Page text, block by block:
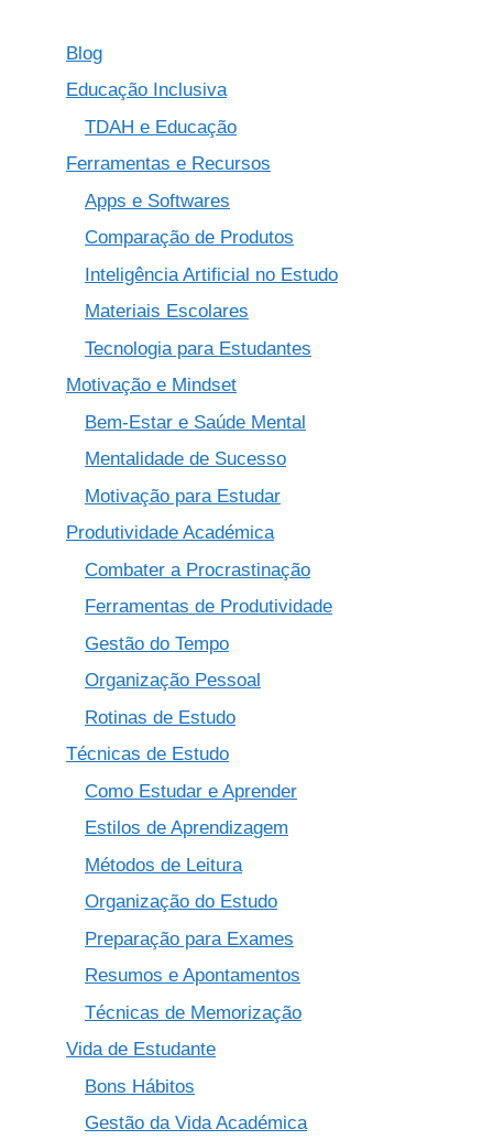
Blog
Educação Inclusiva
TDAH e Educação
Ferramentas e Recursos
Apps e Softwares
Comparação de Produtos
Inteligência Artificial no Estudo
Materiais Escolares
Tecnologia para Estudantes
Motivação e Mindset
Bem-Estar e Saúde Mental
Mentalidade de Sucesso
Motivação para Estudar
Produtividade Académica
Combater a Procrastinação
Ferramentas de Produtividade
Gestão do Tempo
Organização Pessoal
Rotinas de Estudo
Técnicas de Estudo
Como Estudar e Aprender
Estilos de Aprendizagem
Métodos de Leitura
Organização do Estudo
Preparação para Exames
Resumos e Apontamentos
Técnicas de Memorização
Vida de Estudante
Bons Hábitos
Gestão da Vida Académica